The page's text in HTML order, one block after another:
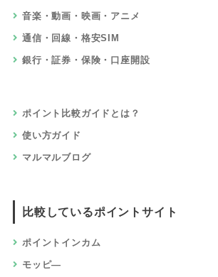
音楽・動画・映画・アニメ
通信・回線・格安SIM
銀行・証券・保険・口座開設
ポイント比較ガイドとは？
使い方ガイド
マルマルブログ
比較しているポイントサイト
ポイントインカム
モッピ―